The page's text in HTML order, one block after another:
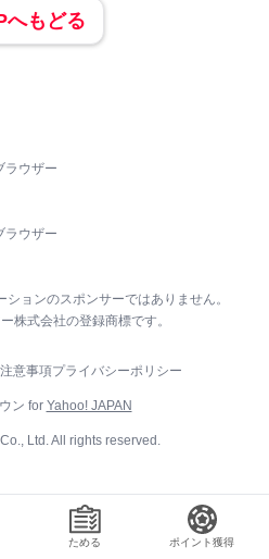
へもどる
ラウザー
ラウザー
ョンのスポンサーではありません。
株式会社の登録商標です。
注意事項プライバシーポリシー
ン for Yahoo! JAPAN
Ltd. All rights reserved.
ためる ポイント獲得